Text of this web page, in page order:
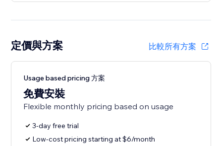
定價與方案 比較所有方案
Usage based pricing 方案
免費安裝
Flexible monthly pricing based on usage
3-day free trial
Low-cost pricing starting at $6/month